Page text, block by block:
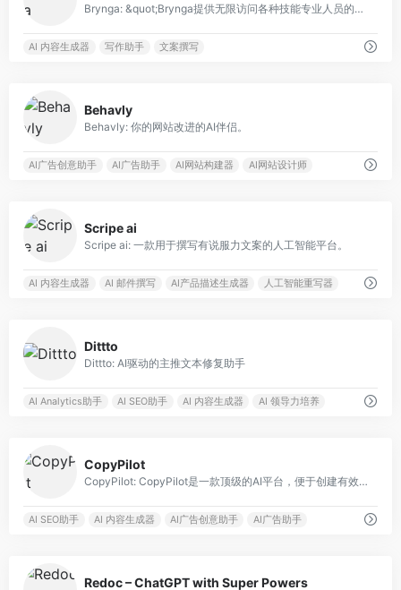
Brynga: &quot;Brynga提供无限访问各种技能专业人员的多样团队，用于内容创作和营销。&quot;
AI 内容生成器 写作助手 文案撰写
Behavly
Behavly: 你的网站改进的AI伴侣。
AI广告创意助手 AI广告助手 AI网站构建器 AI网站设计师
Scripe ai
Scripe ai: 一款用于撰写有说服力文案的人工智能平台。
AI 内容生成器 AI 邮件撰写 AI产品描述生成器 人工智能重写器
Dittto
Dittto: AI驱动的主推文本修复助手
AI Analytics助手 AI SEO助手 AI 内容生成器 AI 领导力培养
CopyPilot
CopyPilot: CopyPilot是一款顶级的AI平台，便于创建有效的文案。
AI SEO助手 AI 内容生成器 AI广告创意助手 AI广告助手
Redoc – ChatGPT with Super Powers